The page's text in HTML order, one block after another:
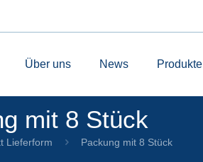
Über uns News Produkte
mit 8 Stück
Lieferform Packung mit 8 Stück